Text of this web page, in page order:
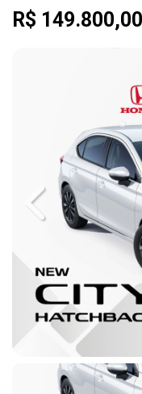
R$ 149.800,00
Previous